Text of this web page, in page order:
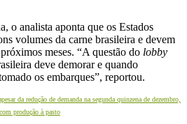
o analista aponta que os Estados
volumes da carne brasileira e devem
meses. “A questão do lobby
deve demorar e quando
os embarques”, reportou.
da redução de demanda na segunda quinzena de dezembro,
produção à pasto